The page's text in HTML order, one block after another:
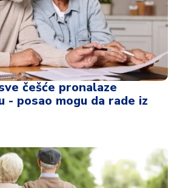
češće pronalaze
- posao mogu da rade iz